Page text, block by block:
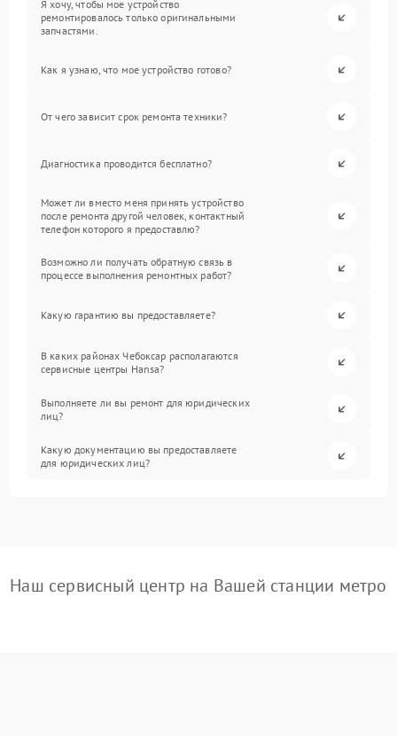
Я хочу, чтобы мое устройство
ремонтировалось только оригинальными
запчастями.
Как я узнаю, что мое устройство готово?
От чего зависит срок ремонта техники?
Диагностика проводится бесплатно?
Может ли вместо меня принять устройство
после ремонта другой человек, контактный
телефон которого я предоставлю?
Возможно ли получать обратную связь в
процессе выполнения ремонтных работ?
Какую гарантию вы предоставляете?
В каких районах Чебоксар располагаются
сервисные центры Hansa?
Выполняете ли вы ремонт для юридических
лиц?
Какую документацию вы предоставляете
для юридических лиц?
Наш сервисный центр на Вашей станции метро